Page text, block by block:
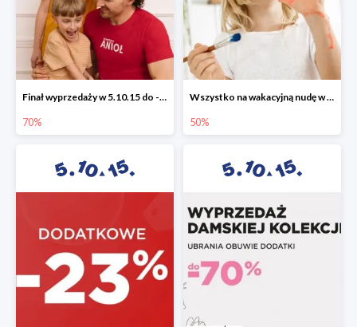
Finał wyprzedaży w 5.10.15 do -70%
70%
Wszystko na wakacyjną nudę w 5.10.15 - gry i zabawki do -50%
50%